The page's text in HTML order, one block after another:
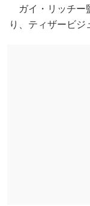
ガイ・リッチー
り、ティザービジ